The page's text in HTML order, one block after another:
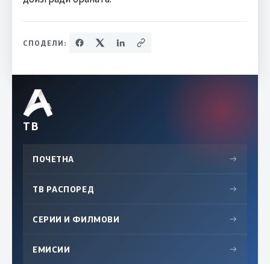
СПОДЕЛИ:
ТВ
ПОЧЕТНА →
ТВ РАСПОРЕД →
СЕРИИ И ФИЛМОВИ →
ЕМИСИИ →